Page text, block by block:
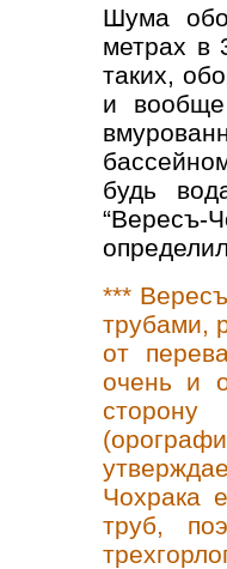
Шума
метрах в
таких,
и
будь
***
трубами,
от
очень и
Чохрака
труб,